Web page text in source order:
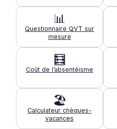
📊
Questionnaire QVT sur
mesure
🧮
Coût de l’absentéisme
🏖️
Calculateur chèques-
vacances